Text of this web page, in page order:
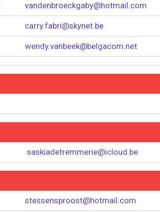
vandenbroeckgaby@hotmail.com
carry.fabri@skynet.be
wendy.vanbeek@belgacom.net
saskiadetremmerie@icloud.be
stessensproost@hotmail.com